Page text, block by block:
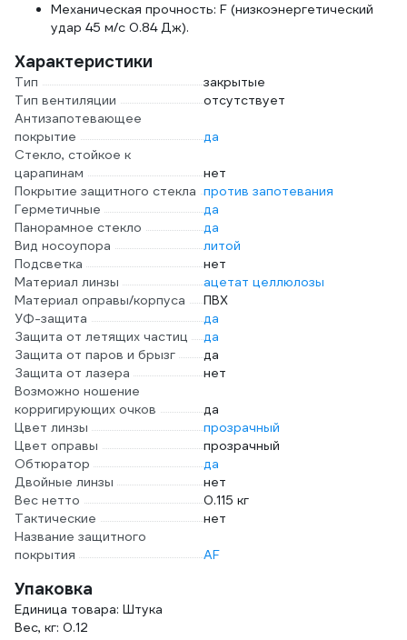
Механическая прочность: F (низкоэнергетический
удар 45 м/с 0.84 Дж).
Характеристики
Тип
закрытые
Тип вентиляции
отсутствует
Антизапотевающее
покрытие
да
Стекло, стойкое к
царапинам
нет
Покрытие защитного стекла против запотевания
Герметичные
да
Панорамное стекло
да
Вид носоупора
литой
Подсветка
нет
Материал линзы
ацетат целлюлозы
Материал оправы/корпуса
ПВХ
УФ-защита
да
Защита от летящих частиц
да
Защита от паров и брызг
да
Защита от лазера
нет
Возможно ношение
корригирующих очков
да
Цвет линзы
прозрачный
Цвет оправы
прозрачный
Обтюратор
да
Двойные линзы
нет
Вес нетто
0.115 кг
Тактические
нет
Название защитного
покрытия
AF
Упаковка
Единица товара: Штука
Вес, кг: 0.12